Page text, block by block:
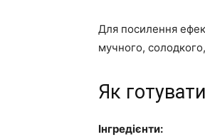
Для посилення
мучного,
Як
Інгредієнти: